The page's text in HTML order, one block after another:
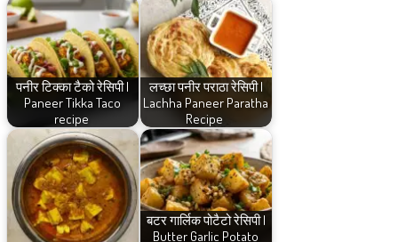
पनीर टिक्का टैको रेसिपी |
Paneer Tikka Taco
recipe
लच्छा पनीर पराठा रेसिपी |
Lachha Paneer Paratha
Recipe
बटर गार्लिक पोटैटो रेसिपी |
Butter Garlic Potato